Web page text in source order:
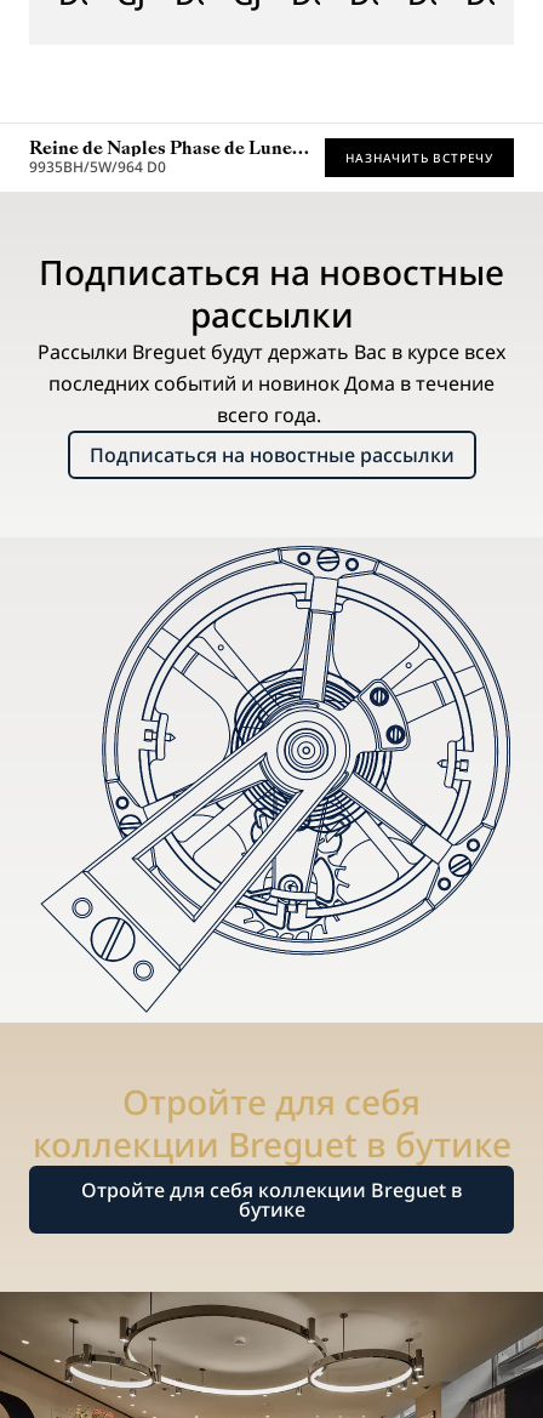
Reine de Naples Phase de Lune
9935
9935BH/5W/964 D0 НАЗНАЧИТЬ ВСТРЕЧУ
Подписаться на новостные
рассылки
Рассылки Breguet будут держать Вас в курсе всех
последних событий и новинок Дома в течение
всего года.
Подписаться на новостные рассылки
Отройте для себя
коллекции Breguet в бутике
Отройте для себя коллекции Breguet в
бутике